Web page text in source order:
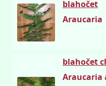
Hruška
blahočet
Araucaria
blahočet
Araucaria